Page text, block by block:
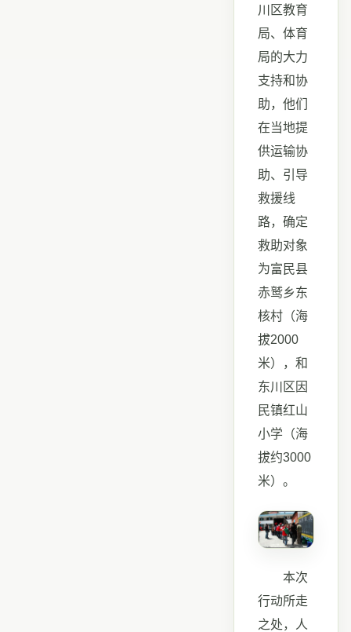
川区教育
局、体育
局的大力
支持和协
助，他们
在当地提
供运输协
助、引导
救援线
路，确定
救助对象
为富民县
赤鹫乡东
核村（海
拔2000
米），和
东川区因
民镇红山
小学（海
拔约3000
米）。
本次
行动所走
之处，人